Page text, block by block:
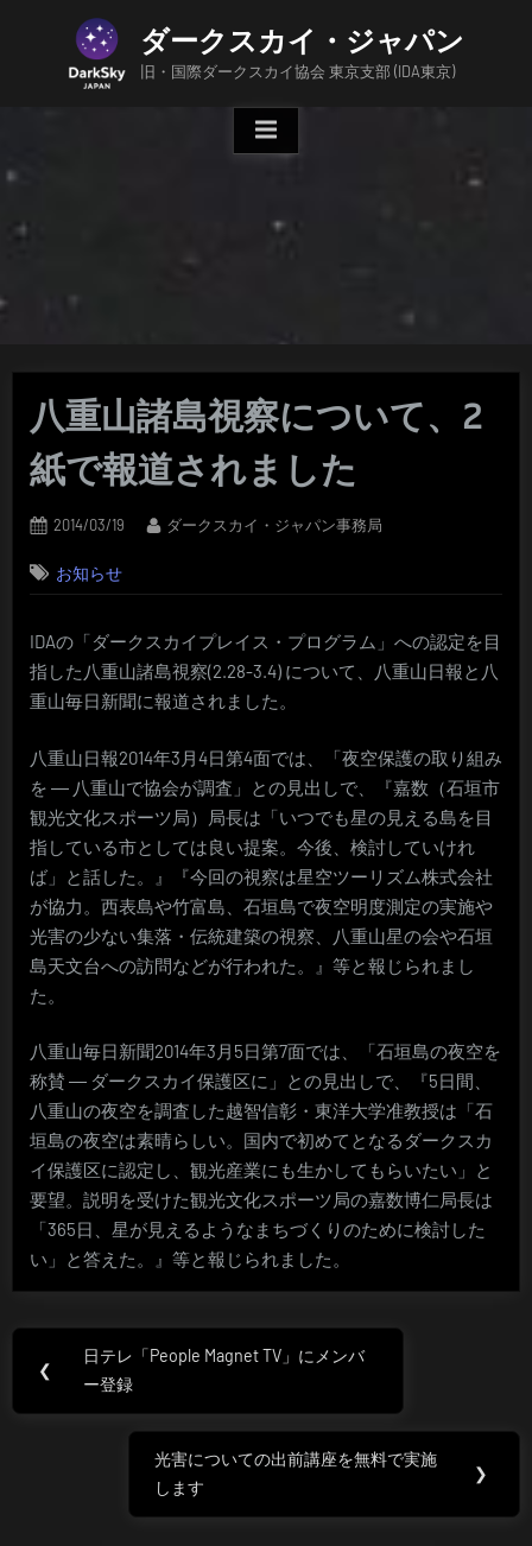
ダークスカイ・ジャパン
旧・国際ダークスカイ協会 東京支部 (IDA東京)
八重山諸島視察について、2
紙で報道されました
Posted
2014/03/19 By
ダークスカイ・ジャパン事務局
お知らせ
IDAの「ダークスカイプレイス・プログラム」への認定を目
指した八重山諸島視察(2.28-3.4) について、八重山日報と八
重山毎日新聞に報道されました。
八重山日報2014年3月4日第4面では、「夜空保護の取り組み
を ― 八重山で協会が調査」との見出しで、『嘉数（石垣市
観光文化スポーツ局）局長は「いつでも星の見える島を目
指している市としては良い提案。今後、検討していけれ
ば」と話した。』『今回の視察は星空ツーリズム株式会社
が協力。西表島や竹富島、石垣島で夜空明度測定の実施や
光害の少ない集落・伝統建築の視察、八重山星の会や石垣
島天文台への訪問などが行われた。』等と報じられまし
た。
八重山毎日新聞2014年3月5日第7面では、「石垣島の夜空を
称賛 ― ダークスカイ保護区に」との見出しで、『5日間、
八重山の夜空を調査した越智信彰・東洋大学准教授は「石
垣島の夜空は素晴らしい。国内で初めてとなるダークスカ
イ保護区に認定し、観光産業にも生かしてもらいたい」と
要望。説明を受けた観光文化スポーツ局の嘉数博仁局長は
「365日、星が見えるようなまちづくりのために検討した
い」と答えた。』等と報じられました。
投
稿❮
Previous
Post:
日テレ「People Magnet TV」にメンバ
ー登録
Next
Post:
光害についての出前講座を無料で実施
します
❯